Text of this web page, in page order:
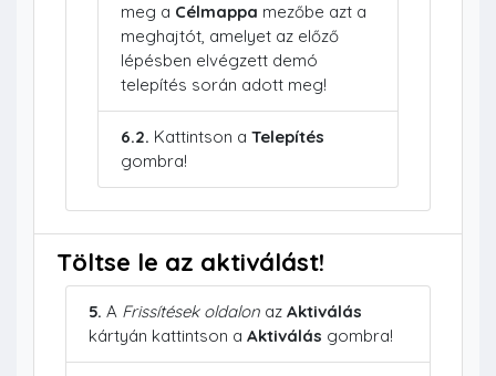
meg a Célmappa mezőbe azt a
meghajtót, amelyet az előző
lépésben elvégzett demó
telepítés során adott meg!
6.2. Kattintson a Telepítés
gombra!
Töltse le az aktiválást!
5. A Frissítések oldalon az Aktiválás
kártyán kattintson a Aktiválás gombra!